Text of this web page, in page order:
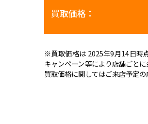
買取価格：
※買取価格は 2025年9月14日時
キャンペーン等により店舗ごと
買取価格に関してはご来店予定